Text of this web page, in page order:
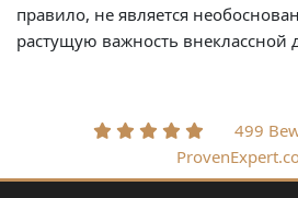
правило, не является
растущую важность внеклассной
499